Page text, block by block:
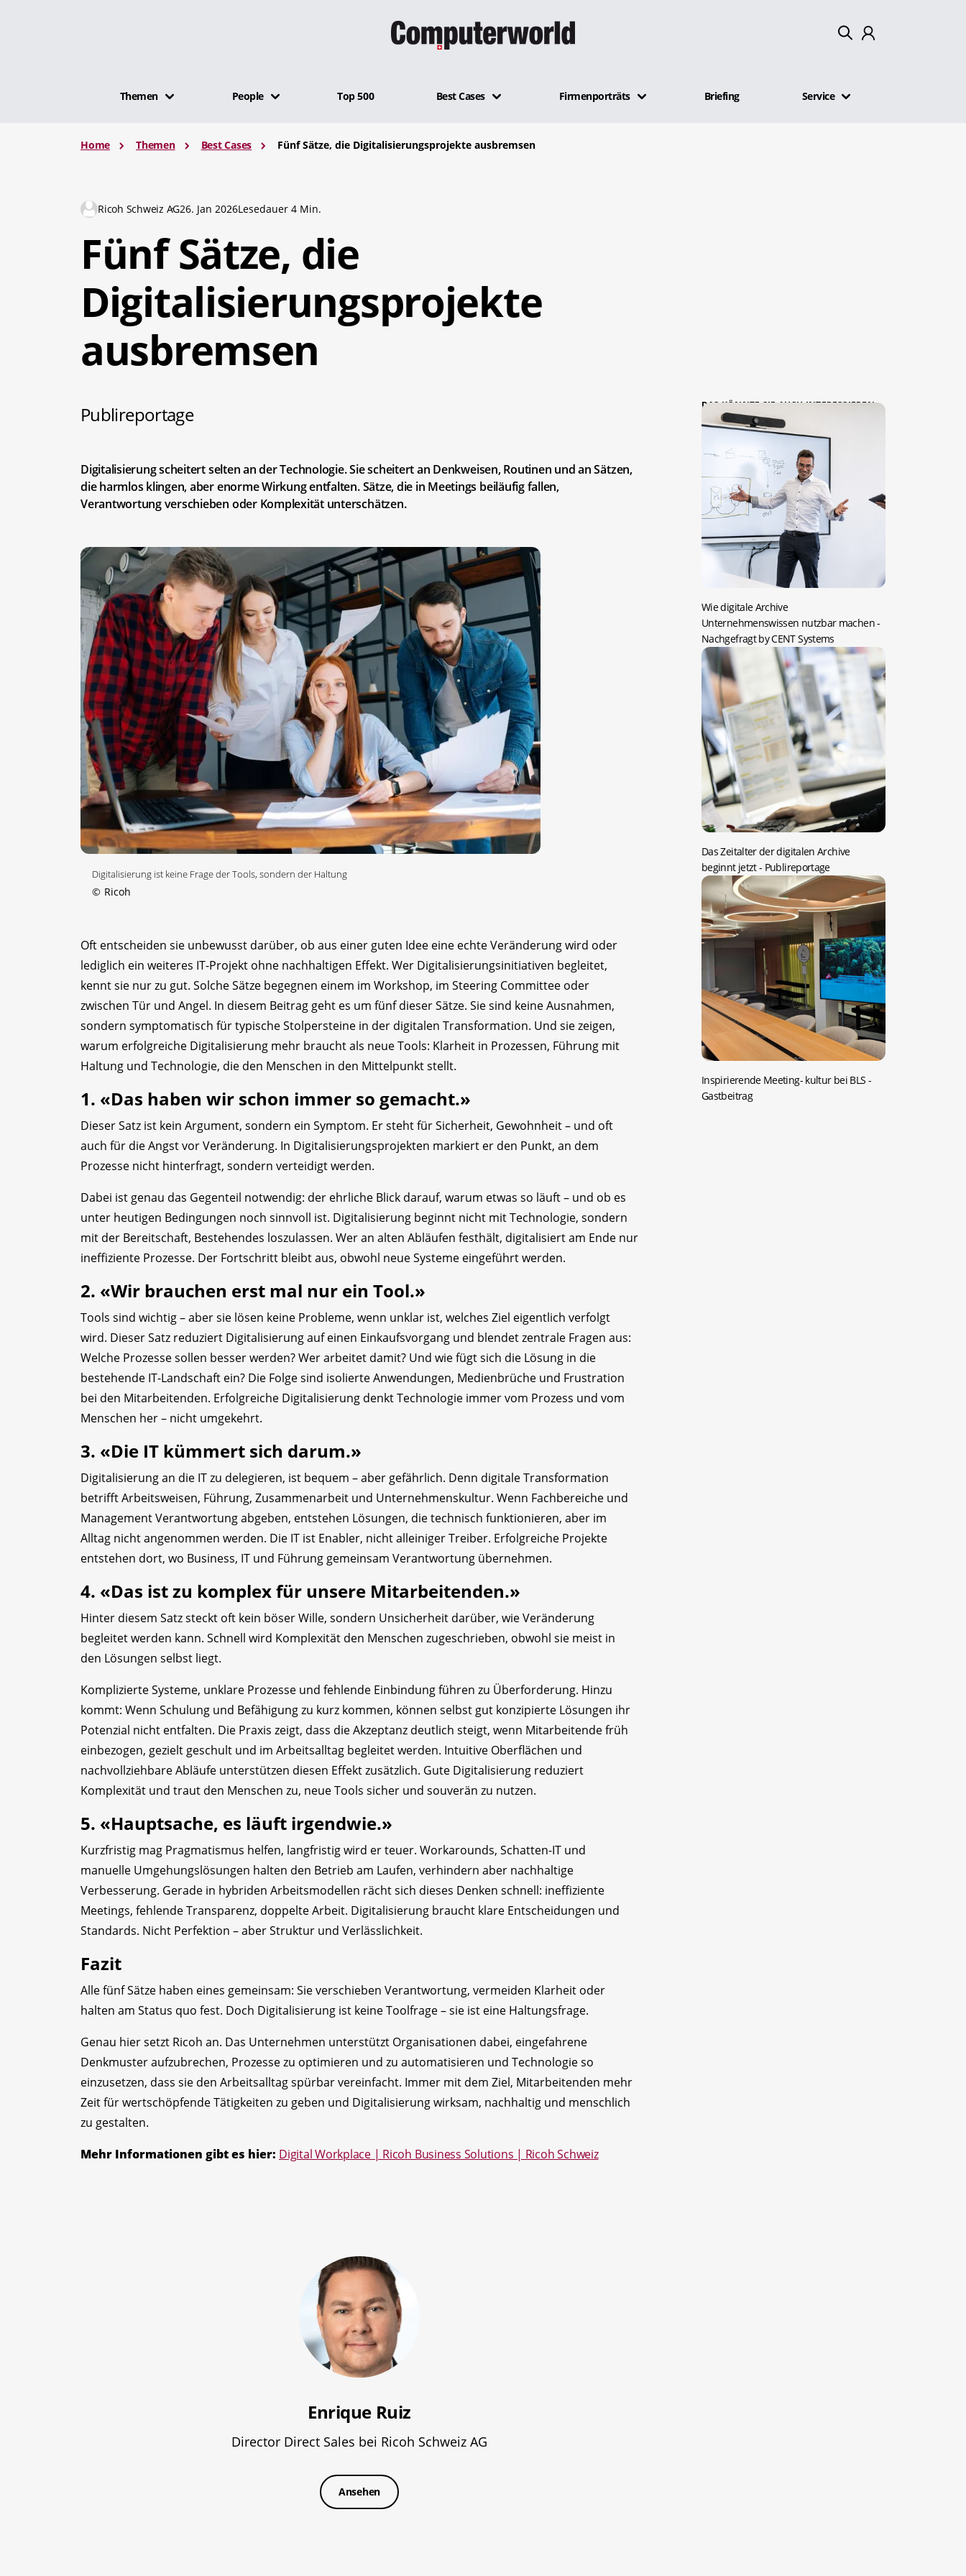
Themen People Top 500 Best Cases Firmenporträts Briefing Service
Home Themen Best Cases Fünf Sätze, die Digitalisierungsprojekte ausbremsen
Ricoh Schweiz AG26. Jan 2026Lesedauer 4 Min.
Fünf Sätze, die
Digitalisierungsprojekte
ausbremsen
Publireportage
Digitalisierung scheitert selten an der Technologie. Sie scheitert an Denkweisen, Routinen und an Sätzen,
die harmlos klingen, aber enorme Wirkung entfalten. Sätze, die in Meetings beiläufig fallen,
Verantwortung verschieben oder Komplexität unterschätzen.
Digitalisierung ist keine Frage der Tools, sondern der Haltung
© Ricoh
Oft entscheiden sie unbewusst darüber, ob aus einer guten Idee eine echte Veränderung wird oder
lediglich ein weiteres IT-Projekt ohne nachhaltigen Effekt. Wer Digitalisierungsinitiativen begleitet,
kennt sie nur zu gut. Solche Sätze begegnen einem im Workshop, im Steering Committee oder
zwischen Tür und Angel. In diesem Beitrag geht es um fünf dieser Sätze. Sie sind keine Ausnahmen,
sondern symptomatisch für typische Stolpersteine in der digitalen Transformation. Und sie zeigen,
warum erfolgreiche Digitalisierung mehr braucht als neue Tools: Klarheit in Prozessen, Führung mit
Haltung und Technologie, die den Menschen in den Mittelpunkt stellt.
1. «Das haben wir schon immer so gemacht.»
Dieser Satz ist kein Argument, sondern ein Symptom. Er steht für Sicherheit, Gewohnheit – und oft
auch für die Angst vor Veränderung. In Digitalisierungsprojekten markiert er den Punkt, an dem
Prozesse nicht hinterfragt, sondern verteidigt werden.
Dabei ist genau das Gegenteil notwendig: der ehrliche Blick darauf, warum etwas so läuft – und ob es
unter heutigen Bedingungen noch sinnvoll ist. Digitalisierung beginnt nicht mit Technologie, sondern
mit der Bereitschaft, Bestehendes loszulassen. Wer an alten Abläufen festhält, digitalisiert am Ende nur
ineffiziente Prozesse. Der Fortschritt bleibt aus, obwohl neue Systeme eingeführt werden.
2. «Wir brauchen erst mal nur ein Tool.»
Tools sind wichtig – aber sie lösen keine Probleme, wenn unklar ist, welches Ziel eigentlich verfolgt
wird. Dieser Satz reduziert Digitalisierung auf einen Einkaufsvorgang und blendet zentrale Fragen aus:
Welche Prozesse sollen besser werden? Wer arbeitet damit? Und wie fügt sich die Lösung in die
bestehende IT-Landschaft ein? Die Folge sind isolierte Anwendungen, Medienbrüche und Frustration
bei den Mitarbeitenden. Erfolgreiche Digitalisierung denkt Technologie immer vom Prozess und vom
Menschen her – nicht umgekehrt.
3. «Die IT kümmert sich darum.»
Digitalisierung an die IT zu delegieren, ist bequem – aber gefährlich. Denn digitale Transformation
betrifft Arbeitsweisen, Führung, Zusammenarbeit und Unternehmenskultur. Wenn Fachbereiche und
Management Verantwortung abgeben, entstehen Lösungen, die technisch funktionieren, aber im
Alltag nicht angenommen werden. Die IT ist Enabler, nicht alleiniger Treiber. Erfolgreiche Projekte
entstehen dort, wo Business, IT und Führung gemeinsam Verantwortung übernehmen.
4. «Das ist zu komplex für unsere Mitarbeitenden.»
Hinter diesem Satz steckt oft kein böser Wille, sondern Unsicherheit darüber, wie Veränderung
begleitet werden kann. Schnell wird Komplexität den Menschen zugeschrieben, obwohl sie meist in
den Lösungen selbst liegt.
Komplizierte Systeme, unklare Prozesse und fehlende Einbindung führen zu Überforderung. Hinzu
kommt: Wenn Schulung und Befähigung zu kurz kommen, können selbst gut konzipierte Lösungen ihr
Potenzial nicht entfalten. Die Praxis zeigt, dass die Akzeptanz deutlich steigt, wenn Mitarbeitende früh
einbezogen, gezielt geschult und im Arbeitsalltag begleitet werden. Intuitive Oberflächen und
nachvollziehbare Abläufe unterstützen diesen Effekt zusätzlich. Gute Digitalisierung reduziert
Komplexität und traut den Menschen zu, neue Tools sicher und souverän zu nutzen.
5. «Hauptsache, es läuft irgendwie.»
Kurzfristig mag Pragmatismus helfen, langfristig wird er teuer. Workarounds, Schatten-IT und
manuelle Umgehungslösungen halten den Betrieb am Laufen, verhindern aber nachhaltige
Verbesserung. Gerade in hybriden Arbeitsmodellen rächt sich dieses Denken schnell: ineffiziente
Meetings, fehlende Transparenz, doppelte Arbeit. Digitalisierung braucht klare Entscheidungen und
Standards. Nicht Perfektion – aber Struktur und Verlässlichkeit.
Fazit
Alle fünf Sätze haben eines gemeinsam: Sie verschieben Verantwortung, vermeiden Klarheit oder
halten am Status quo fest. Doch Digitalisierung ist keine Toolfrage – sie ist eine Haltungsfrage.
Genau hier setzt Ricoh an. Das Unternehmen unterstützt Organisationen dabei, eingefahrene
Denkmuster aufzubrechen, Prozesse zu optimieren und zu automatisieren und Technologie so
einzusetzen, dass sie den Arbeitsalltag spürbar vereinfacht. Immer mit dem Ziel, Mitarbeitenden mehr
Zeit für wertschöpfende Tätigkeiten zu geben und Digitalisierung wirksam, nachhaltig und menschlich
zu gestalten.
Mehr Informationen gibt es hier: Digital Workplace | Ricoh Business Solutions | Ricoh Schweiz
Enrique Ruiz
Director Direct Sales bei Ricoh Schweiz AG
Ansehen
DAS KÖNNTE SIE AUCH INTERESSIEREN:
Wie digitale Archive
Unternehmenswissen nutzbar machen-
Nachgefragt by CENT Systems
Das Zeitalter der digitalen Archive
beginnt jetzt- Publireportage
Inspirierende Meeting- kultur bei BLS -
Gastbeitrag